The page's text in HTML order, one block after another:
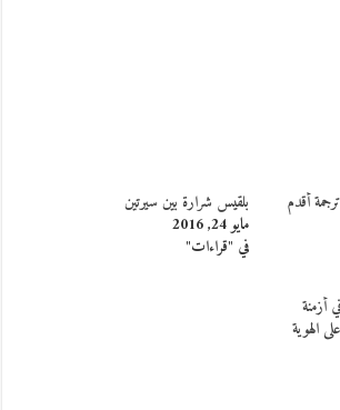
أقدم
بلقيس شرارة بين سيرتين
مايو 24, 2016
في "قراءات"
أزمنة
الهوية